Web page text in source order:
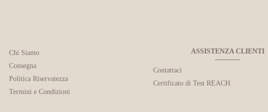
Chi Siamo
Consegna
Politica Riservatezza
Termini e Condizioni
ASSISTENZA CLIENTI
Contattaci
Certificato di Test REACH